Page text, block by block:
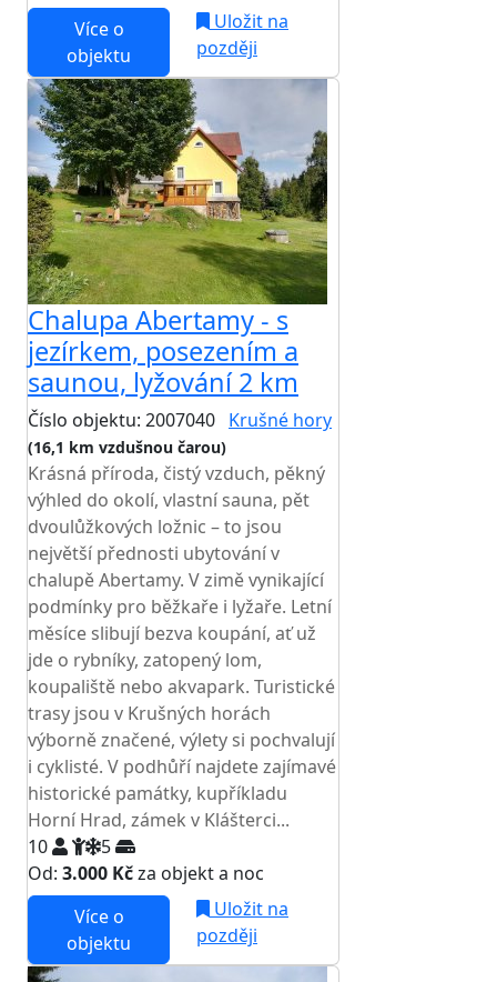
Více o
objektu
Uložit na
později
Chalupa Abertamy - s
jezírkem, posezením a
saunou, lyžování 2 km
Číslo objektu: 2007040 Krušné hory
(16,1 km vzdušnou čarou)
Krásná příroda, čistý vzduch, pěkný
výhled do okolí, vlastní sauna, pět
dvoulůžkových ložnic – to jsou
největší přednosti ubytování v
chalupě Abertamy. V zimě vynikající
podmínky pro běžkaře i lyžaře. Letní
měsíce slibují bezva koupání, ať už
jde o rybníky, zatopený lom,
koupaliště nebo akvapark. Turistické
trasy jsou v Krušných horách
výborně značené, výlety si pochvalují
i cyklisté. V podhůří najdete zajímavé
historické památky, kupříkladu
Horní Hrad, zámek v Klášterci...
10
5
Od: 3.000 Kčza objekt a noc
Více o
objektu
Uložit na
později